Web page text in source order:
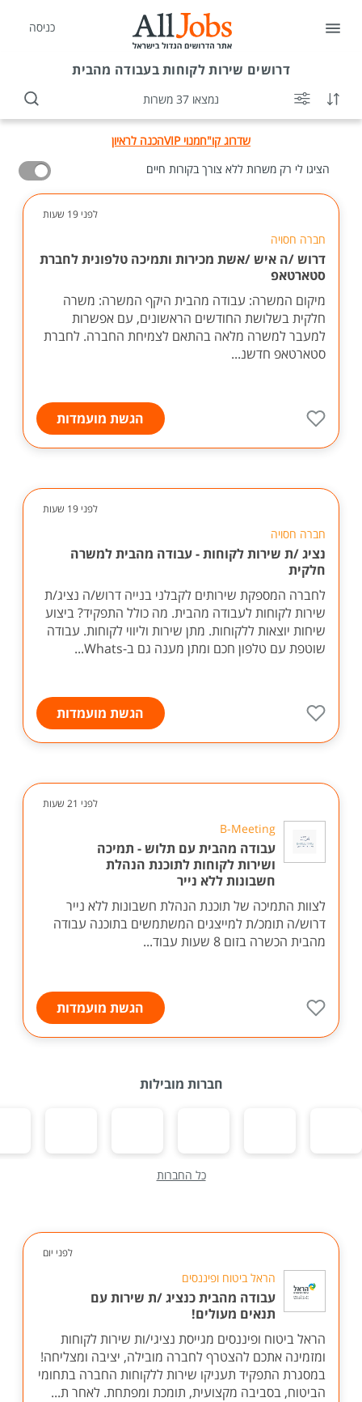
כניסה
דרושים שירות לקוחות בעבודה מהבית
נמצאו 37 משרות
שדרוג קו"חמנוי VIP
הכנה לראיון
הציגו לי רק משרות ללא צורך בקורות חיים
לפני 19 שעות
חברה חסויה
דרוש /ה איש /אשת מכירות ותמיכה טלפונית לחברת
סטארטאפ
מיקום המשרה: עבודה מהבית היקף המשרה: משרה
חלקית בשלושת החודשים הראשונים, עם אפשרות
למעבר למשרה מלאה בהתאם לצמיחת החברה. לחברת
סטארטאפ חדשנ...
הגשת מועמדות
לפני 19 שעות
חברה חסויה
נציג /ת שירות לקוחות - עבודה מהבית למשרה
חלקית
לחברה המספקת שירותים לקבלני בנייה דרוש/ה נציג/ת
שירות לקוחות לעבודה מהבית. מה כולל התפקיד? ביצוע
שיחות יוצאות ללקוחות. מתן שירות וליווי לקוחות. עבודה
שוטפת עם טלפון חכם ומתן מענה גם ב-Whats...
הגשת מועמדות
לפני 21 שעות
B-Meeting
עבודה מהבית עם תלוש - תמיכה
ושירות לקוחות לתוכנת הנהלת
חשבונות ללא נייר
לצוות התמיכה של תוכנת הנהלת חשבונות ללא נייר
דרוש/ה תומכ/ת למייצגים המשתמשים בתוכנה עבודה
מהבית הכשרה בזום 8 שעות עבוד...
הגשת מועמדות
חברות מובילות
כל החברות
לפני יום
הראל ביטוח ופיננסים
עבודה מהבית כנציג /ת שירות עם
תנאים מעולים!
הראל ביטוח ופיננסים מגייסת נציגי/ות שירות לקוחות
ומזמינה אתכם להצטרף לחברה מובילה, יציבה ומצליחה!
במסגרת התפקיד תעניקו שירות ללקוחות החברה בתחומי
הביטוח, בסביבה מקצועית, תומכת ומפתחת. לאחר ת...